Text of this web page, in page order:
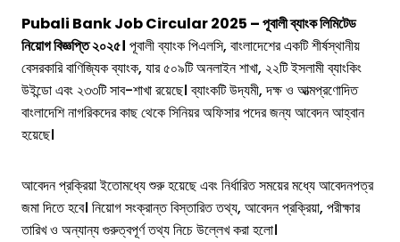
Pubali Bank Job Circular 2025 – পূবালী ব্যাংক লিমিটেড
নিয়োগ বিজ্ঞপ্তি ২০২৫। পূবালী ব্যাংক পিএলসি, বাংলাদেশের একটি শীর্ষস্থানীয়
বেসরকারি বাণিজ্যিক ব্যাংক, যার ৫০৯টি অনলাইন শাখা, ২২টি ইসলামী ব্যাংকিং
উইন্ডো এবং ২৩৩টি সাব-শাখা রয়েছে। ব্যাংকটি উদ্যমী, দক্ষ ও আত্মপ্রণোদিত
বাংলাদেশি নাগরিকদের কাছ থেকে সিনিয়র অফিসার পদের জন্য আবেদন আহ্বান
হয়েছে।
আবেদন প্রক্রিয়া ইতোমধ্যে শুরু হয়েছে এবং নির্ধারিত সময়ের মধ্যে আবেদনপত্র
জমা দিতে হবে। নিয়োগ সংক্রান্ত বিস্তারিত তথ্য, আবেদন প্রক্রিয়া, পরীক্ষার
তারিখ ও অন্যান্য গুরুত্বপূর্ণ তথ্য নিচে উল্লেখ করা হলো।